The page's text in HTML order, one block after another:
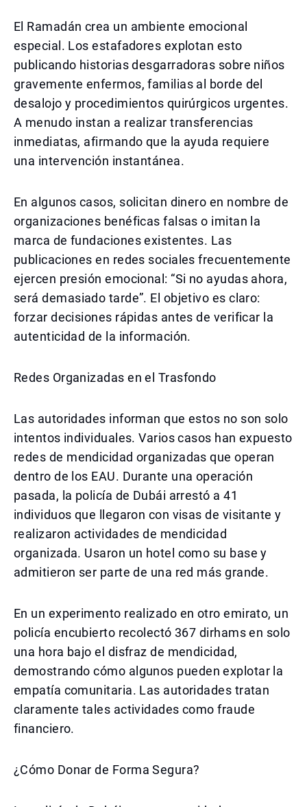
El Ramadán crea un ambiente emocional
especial. Los estafadores explotan esto
publicando historias desgarradoras sobre niños
gravemente enfermos, familias al borde del
desalojo y procedimientos quirúrgicos urgentes.
A menudo instan a realizar transferencias
inmediatas, afirmando que la ayuda requiere
una intervención instantánea.
En algunos casos, solicitan dinero en nombre de
organizaciones benéficas falsas o imitan la
marca de fundaciones existentes. Las
publicaciones en redes sociales frecuentemente
ejercen presión emocional: “Si no ayudas ahora,
será demasiado tarde”. El objetivo es claro:
forzar decisiones rápidas antes de verificar la
autenticidad de la información.
Redes Organizadas en el Trasfondo
Las autoridades informan que estos no son solo
intentos individuales. Varios casos han expuesto
redes de mendicidad organizadas que operan
dentro de los EAU. Durante una operación
pasada, la policía de Dubái arrestó a 41
individuos que llegaron con visas de visitante y
realizaron actividades de mendicidad
organizada. Usaron un hotel como su base y
admitieron ser parte de una red más grande.
En un experimento realizado en otro emirato, un
policía encubierto recolectó 367 dirhams en solo
una hora bajo el disfraz de mendicidad,
demostrando cómo algunos pueden explotar la
empatía comunitaria. Las autoridades tratan
claramente tales actividades como fraude
financiero.
¿Cómo Donar de Forma Segura?